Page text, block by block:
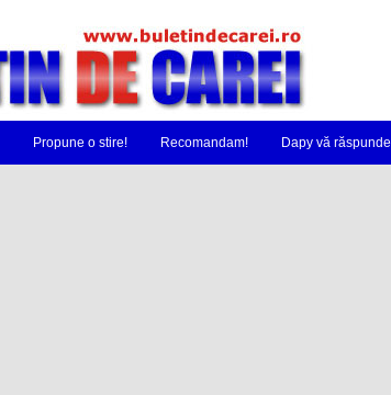
Propune o stire! Recomandam! Dapy vă răspunde